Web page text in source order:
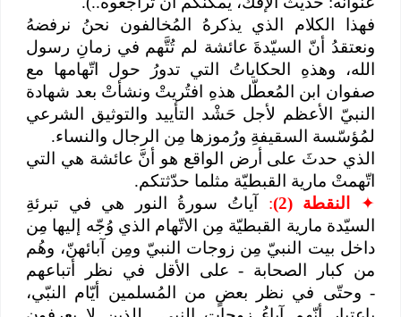
فهذا الكلام الذي يذكرهُ المُخالفون نحنُ نرفضهُ
ونعتقدُ أنّ السيّدةَ عائشة لم تُتَّهم في زمانِ رسول
الله، وهذهِ الحكاياتُ التي تدورُ حول اتّهامها مع
صفوان ابن المُعطّل هذهِ افتُريتْ ونشأتْ بعد شهادة
النبيّ الأعظم لأجل حَشْد التأييد والتوثيق الشرعي
لمُؤسّسة السقيفةِ ورُموزها مِن الرجال والنساء.
الذي حدثَ على أرض الواقع هو أنَّ عائشة هي التي
اتّهمتْ مارية القبطيّة مثلما حدّثتكم.
✦
النقطة (2) :
آياتُ سورةُ النور هي في تبرئةِ
السيّدة مارية القبطيّة مِن الاتّهام الذي وُجّه إليها مِن
داخل بيت النبيّ مِن زوجات النبيّ ومِن آبائهنّ، وهُم
من كبار الصحابة - على الأقل في نظر أتباعهم
- وحتّى في نظر بعضٍ من المُسلمين أيّام النبّي،